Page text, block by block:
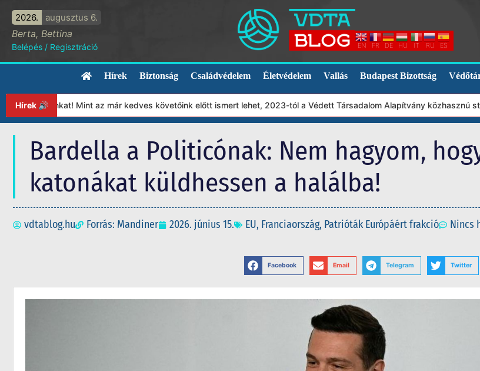
2026. augusztus 6.
Berta, Bettina
Belépés / Regisztráció EN FR DE HU IT RU ES
Hírek Biztonság Családvédelem Életvédelem Vallás Budapest Bizottság
Hírek 🔊Mint az már kedves követőink előtt ismert lehet, 2023-tól a Védett Társadalom Alapítvány közhasznú
Bardella a Politicónak: Nem hagyom,
katonákat küldhessen a halálba!
vdtablog.hu Forrás: Mandiner 2026. június 15. EU, Franciaország, Patrióták Európáért frakció Nincs
Facebook Email Telegram Twitter